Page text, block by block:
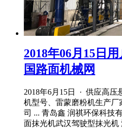
2018年06月15日
国路面机械网
2018年6月15日 · 供应高
机型号、雷蒙磨粉机生产
司 ... 青岛鑫 润祺环保科技
面抹光机武汉驾驶型抹光